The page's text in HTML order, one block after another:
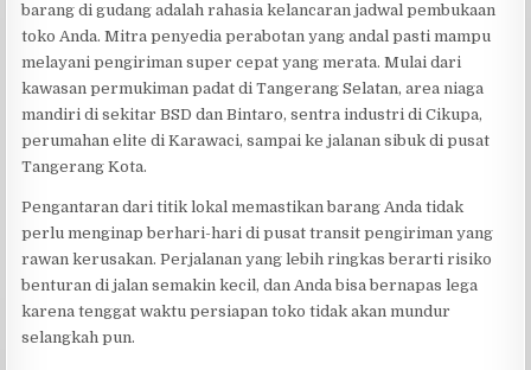
barang di gudang adalah rahasia kelancaran jadwal pembukaan
toko Anda. Mitra penyedia perabotan yang andal pasti mampu
melayani pengiriman super cepat yang merata. Mulai dari
kawasan permukiman padat di Tangerang Selatan, area niaga
mandiri di sekitar BSD dan Bintaro, sentra industri di Cikupa,
perumahan elite di Karawaci, sampai ke jalanan sibuk di pusat
Tangerang Kota.
Pengantaran dari titik lokal memastikan barang Anda tidak
perlu menginap berhari-hari di pusat transit pengiriman yang
rawan kerusakan. Perjalanan yang lebih ringkas berarti risiko
benturan di jalan semakin kecil, dan Anda bisa bernapas lega
karena tenggat waktu persiapan toko tidak akan mundur
selangkah pun.